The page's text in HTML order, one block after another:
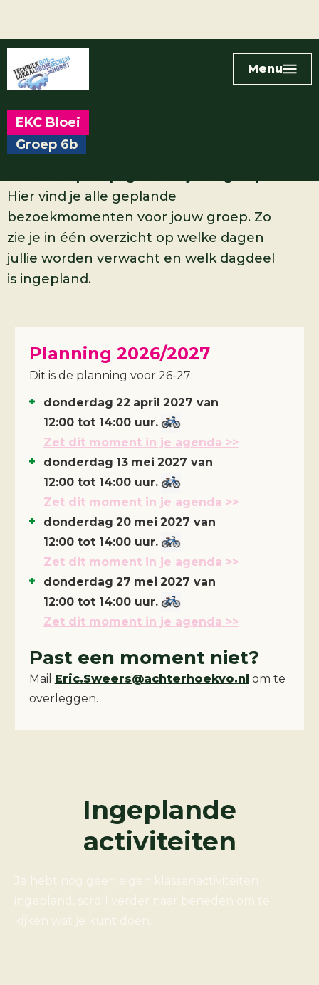
Menu
EKC Bloei
Groep 6b
Hier vind je alle geplande
bezoekmomenten voor jouw groep. Zo
zie je in één overzicht op welke dagen
jullie worden verwacht en welk dagdeel
is ingepland.
Planning 2026/2027
Dit is de planning voor 26-27:
donderdag 22 april 2027 van
12:00 tot 14:00 uur.
Zet dit moment in je agenda >>
donderdag 13 mei 2027 van
12:00 tot 14:00 uur.
Zet dit moment in je agenda >>
donderdag 20 mei 2027 van
12:00 tot 14:00 uur.
Zet dit moment in je agenda >>
donderdag 27 mei 2027 van
12:00 tot 14:00 uur.
Zet dit moment in je agenda >>
Past een moment niet?
Mail Eric.Sweers@achterhoekvo.nl om te
overleggen.
Ingeplande
activiteiten
Je hebt nog geen eigen klassenactiviteiten
ingepland, scroll verder naar beneden om te
kijken wat je kunt doen.